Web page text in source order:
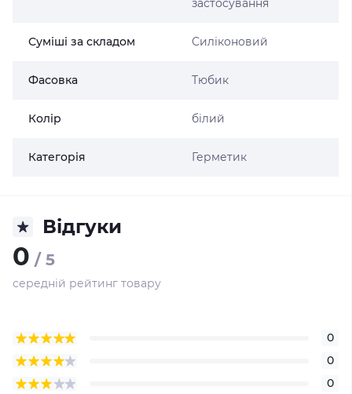
застосування
Суміші за складом Силіконовий
Фасовка Тюбик
Колір білий
Категорія Герметик
Відгуки
0 / 5
середній рейтинг товару
0
0
0